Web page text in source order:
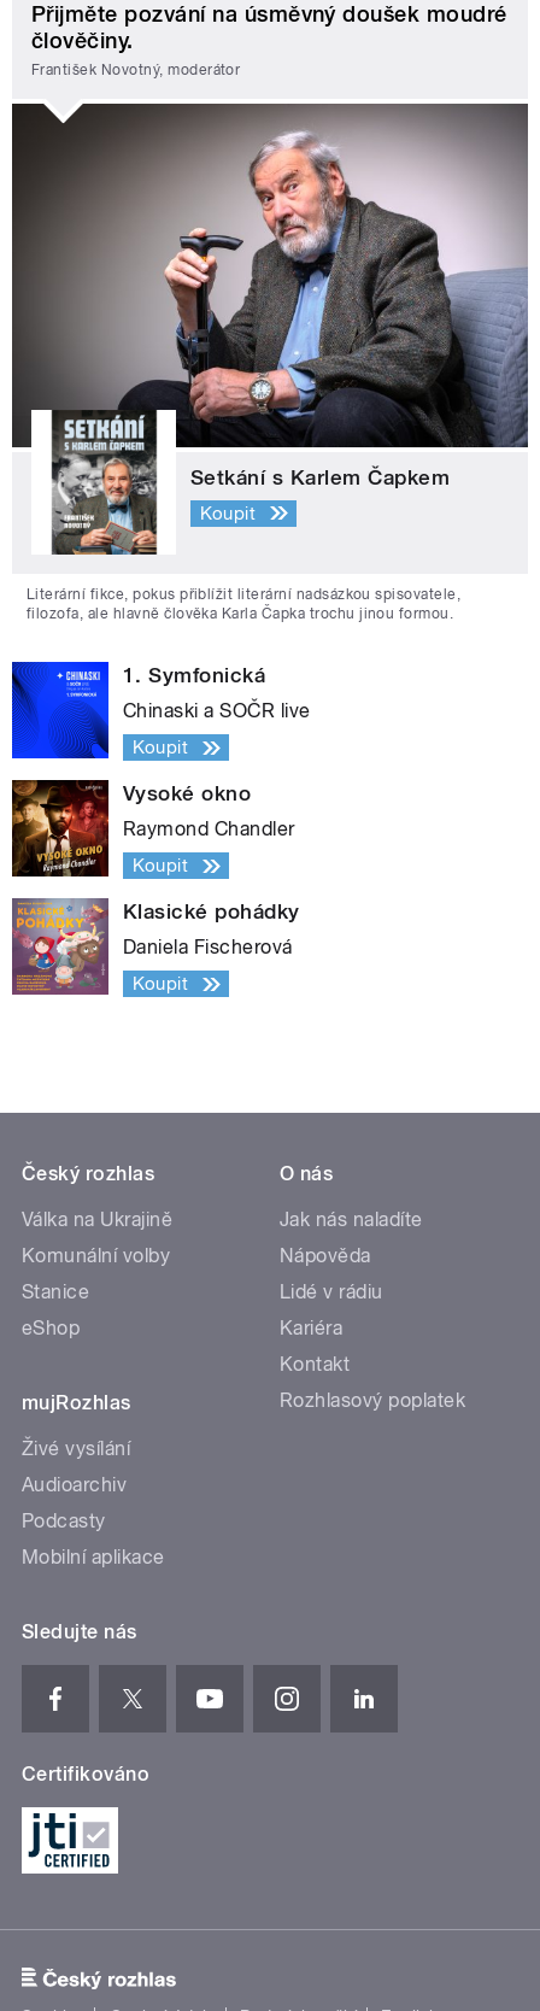
Přijměte pozvání na úsměvný doušek moudré
člověčiny.
František Novotný, moderátor
Setkání s Karlem Čapkem
Koupit
Literární fikce, pokus přiblížit literární nadsázkou spisovatele,
filozofa, ale hlavně člověka Karla Čapka trochu jinou formou.
1. Symfonická
Chinaski a SOČR live
Koupit
Vysoké okno
Raymond Chandler
Koupit
Klasické pohádky
Daniela Fischerová
Koupit
Český rozhlas
Válka na Ukrajině
Komunální volby
Stanice
eShop
mujRozhlas
Živé vysílání
Audioarchiv
Podcasty
Mobilní aplikace
O nás
Jak nás naladíte
Nápověda
Lidé v rádiu
Kariéra
Kontakt
Rozhlasový poplatek
Sledujte nás
Certifikováno